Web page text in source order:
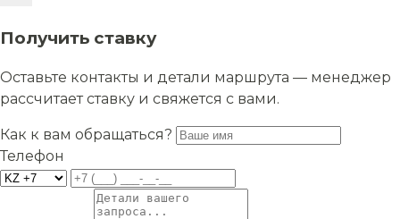
Получить ставку
Оставьте контакты и детали маршрута — менеджер
рассчитает ставку и свяжется с вами.
Как к вам обращаться?
Телефон